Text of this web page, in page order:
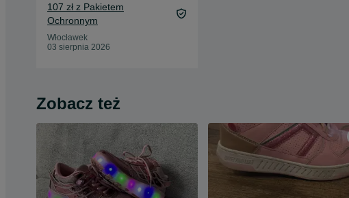
107 zł z Pakietem
Ochronnym
Włocławek
03 sierpnia 2026
Zobacz też